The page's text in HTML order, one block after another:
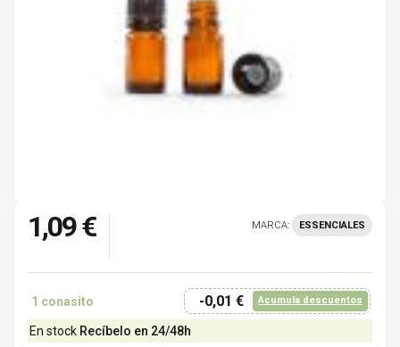
1,09 € MARCA: ESSENCIALES
1 conasito -0,01 € Acumula descuentos
En stock Recíbelo en 24/48h